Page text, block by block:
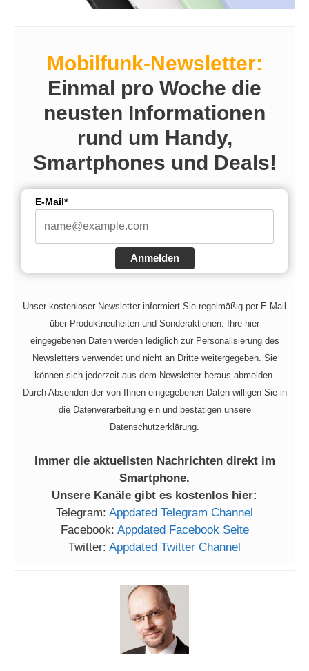
Mobilfunk-Newsletter:
Einmal pro Woche die
neusten Informationen
rund um Handy,
Smartphones und Deals!
E-Mail*
Anmelden
Unser kostenloser Newsletter informiert Sie regelmäßig per E-Mail
über Produktneuheiten und Sonderaktionen. Ihre hier
eingegebenen Daten werden lediglich zur Personalisierung des
Newsletters verwendet und nicht an Dritte weitergegeben. Sie
können sich jederzeit aus dem Newsletter heraus abmelden.
Durch Absenden der von Ihnen eingegebenen Daten willigen Sie in
die Datenverarbeitung ein und bestätigen unsere
Datenschutzerklärung.
Immer die aktuellsten Nachrichten direkt im
Smartphone.
Unsere Kanäle gibt es kostenlos hier:
Telegram: Appdated Telegram Channel
Facebook: Appdated Facebook Seite
Twitter: Appdated Twitter Channel